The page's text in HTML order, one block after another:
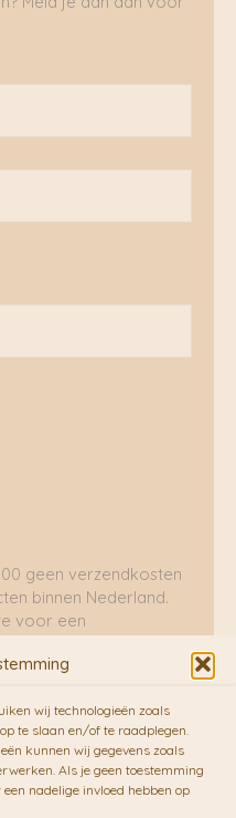
wij technologieën zoals
te slaan en/of te raadplegen.
kunnen wij gegevens zoals
Als je geen toestemming
nadelige invloed hebben op
geen verzendkosten
binnen Nederland.
voor een
duurzame bezorgdienst
(mits voorradig) voor
dag,
dag in de